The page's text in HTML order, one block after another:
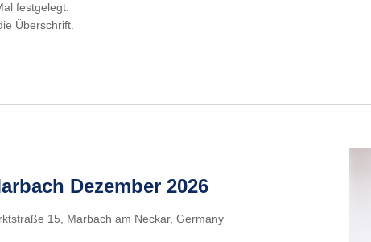
festgelegt.
Überschrift.
Dezember 2026
15, Marbach am Neckar, Germany